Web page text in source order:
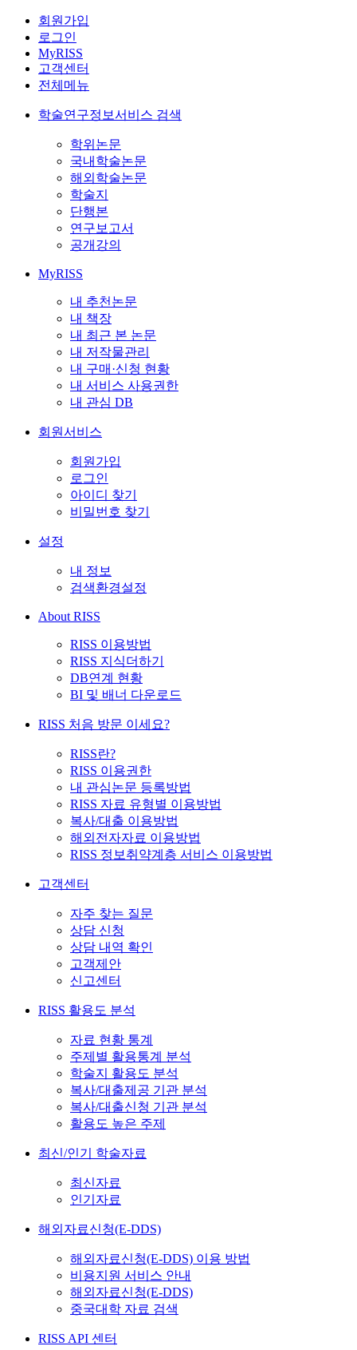
회원가입
로그인
MyRISS
고객센터
전체메뉴
학술연구정보서비스 검색
학위논문
국내학술논문
해외학술논문
학술지
단행본
연구보고서
공개강의
MyRISS
내 추천논문
내 책장
내 최근 본 논문
내 저작물관리
내 구매·신청 현황
내 서비스 사용권한
내 관심 DB
회원서비스
회원가입
로그인
아이디 찾기
비밀번호 찾기
설정
내 정보
검색환경설정
About RISS
RISS 이용방법
RISS 지식더하기
DB연계 현황
BI 및 배너 다운로드
RISS 처음 방문 이세요?
RISS란?
RISS 이용권한
내 관심논문 등록방법
RISS 자료 유형별 이용방법
복사/대출 이용방법
해외전자자료 이용방법
RISS 정보취약계층 서비스 이용방법
고객센터
자주 찾는 질문
상담 신청
상담 내역 확인
고객제안
신고센터
RISS 활용도 분석
자료 현황 통계
주제별 활용통계 분석
학술지 활용도 분석
복사/대출제공 기관 분석
복사/대출신청 기관 분석
활용도 높은 주제
최신/인기 학술자료
최신자료
인기자료
해외자료신청(E-DDS)
해외자료신청(E-DDS) 이용 방법
비용지원 서비스 안내
해외자료신청(E-DDS)
중국대학 자료 검색
RISS API 센터